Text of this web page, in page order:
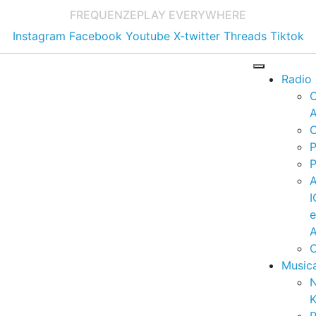
FREQUENZEPLAY EVERYWHERE
Instagram Facebook Youtube X-twitter Threads Tiktok
Radio
e